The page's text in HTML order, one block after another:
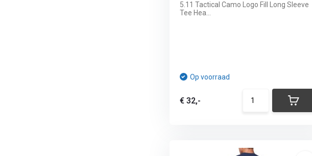
5.11 Tactical Camo Logo Fill Long Sleeve
Tee Hea...
Op voorraad
€ 32,-